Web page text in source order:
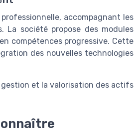
accompagnant les
La société propose des modules
compétences progressive. Cette
des nouvelles technologies
et la valorisation des actifs